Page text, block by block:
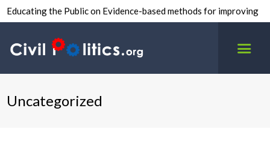
Educating the Public on Evidence-based methods for improving
Uncategorized